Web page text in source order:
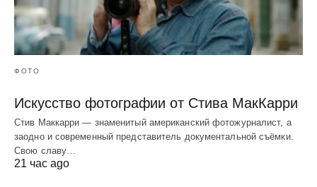
ФОТО
Искусство фотографии от Стива МакКарри
Стив Маккарри — знаменитый американский фотожурналист, а
заодно и современный представитель документальной съёмки.
Свою славу…
21 час ago